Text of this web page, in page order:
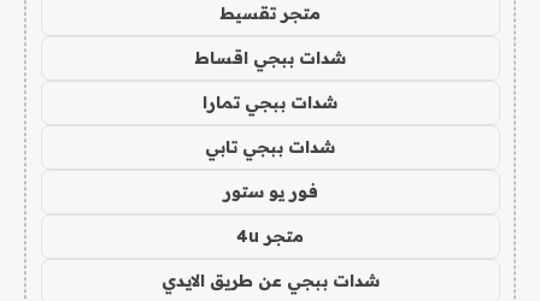
متجر تقسيط
شدات ببجي اقساط
شدات ببجي تمارا
شدات ببجي تابي
فور يو ستور
متجر 4u
شدات ببجي عن طريق الايدي